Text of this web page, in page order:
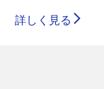
詳しく見る